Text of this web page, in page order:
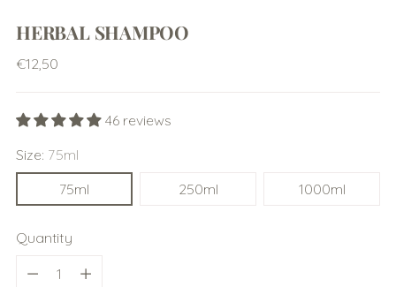
HERBAL SHAMPOO
Regular
€12,50
46 reviews
Size: 75ml
75ml
250ml 1000ml
Quantity
Quantity